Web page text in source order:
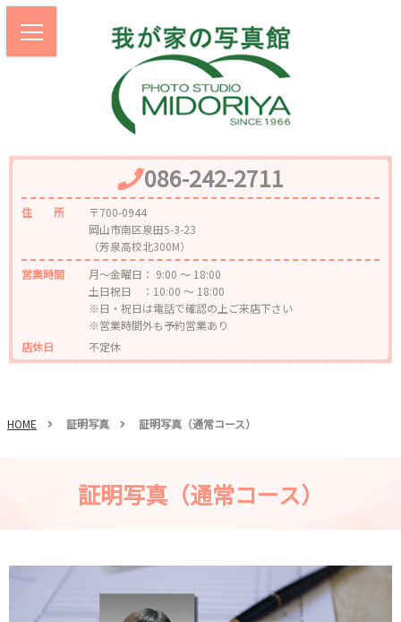
086-242-2711
住 所
〒700-0944
岡山市南区泉田5-3-23
（芳泉高校北300M）
営業時間
月～金曜日： 9:00 ～ 18:00
土日祝日 ：10:00 ～ 18:00
※日・祝日は電話で確認の上ご来店下さい
※営業時間外も予約営業あり
店休日
不定休
HOME 証明写真 証明写真（通常コース）
証明写真（通常コース）